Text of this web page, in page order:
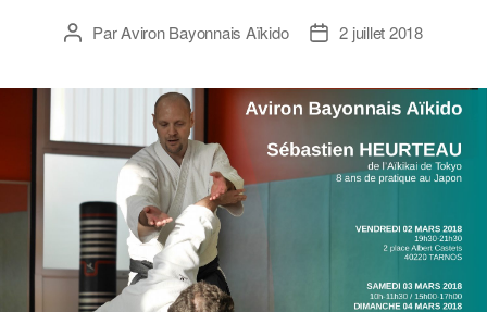
Auteur
ParAviron Bayonnais Aïkido
Date2 juillet 2018